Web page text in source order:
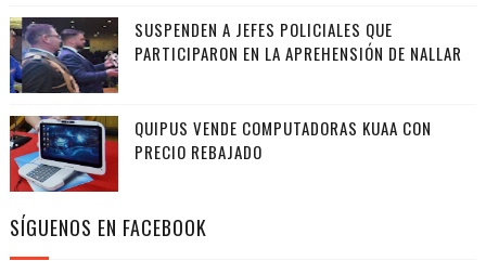
SUSPENDEN A JEFES POLICIALES QUE
PARTICIPARON EN LA APREHENSIÓN DE NALLAR
QUIPUS VENDE COMPUTADORAS KUAA CON
PRECIO REBAJADO
SÍGUENOS EN FACEBOOK